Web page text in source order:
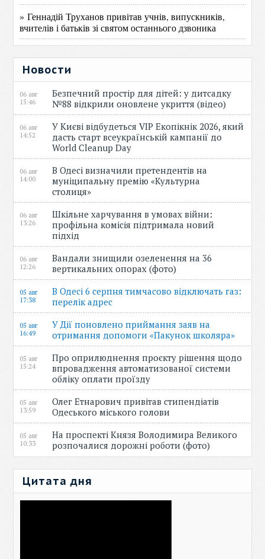
» Геннадій Труханов привітав учнів, випускників,
вчителів і батьків зі святом останнього дзвоника
Новости
06 авг
15:46
Безпечний простір для дітей: у дитсадку
№88 відкрили оновлене укриття (відео)
06 авг
14:52
У Києві відбудеться VIP Екопікнік 2026, який
дасть старт всеукраїнській кампанії до
World Cleanup Day
06 авг
14:00
В Одесі визначили претендентів на
муніципальну премію «Культурна
столиця»
06 авг
13:26
Шкільне харчування в умовах війни:
профільна комісія підтримала новий
підхід
06 авг
12:26
Вандали знищили озеленення на 36
вертикальних опорах (фото)
05 авг
17:38
В Одесі 6 серпня тимчасово відключать газ:
перелік адрес
05 авг
16:49
У Дії поновлено приймання заяв на
отримання допомоги «Пакунок школяра»
05 авг
15:24
Про оприлюднення проєкту рішення щодо
впровадження автоматизованої системи
обліку оплати проїзду
05 авг
13:59
Олег Етнарович привітав стипендіатів
Одеського міського голови
05 авг
10:33
На проспекті Князя Володимира Великого
розпочалися дорожні роботи (фото)
Цитата дня